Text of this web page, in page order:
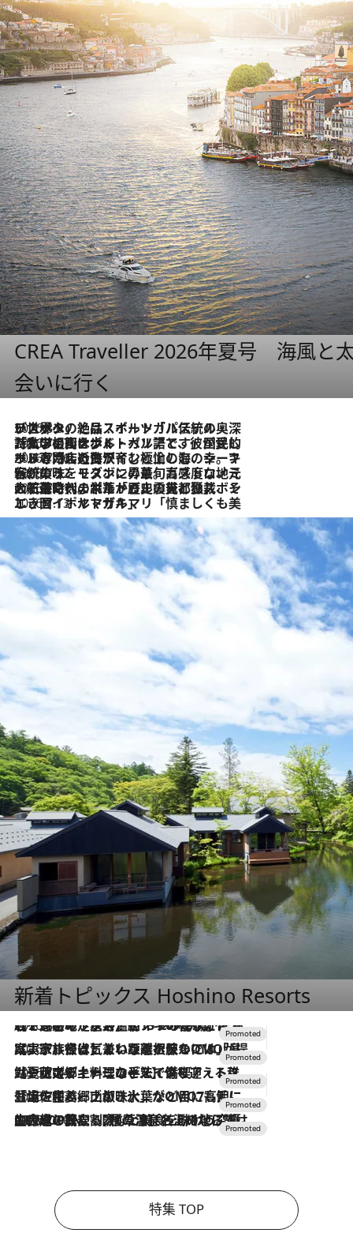
CREA Traveller 2026年夏号 海風と
会いに行く
2026.8.8
リスボンの絶品スイーツ「パステル・デ・ナタ」とは？ポルトガル伝統の奥深い世界へ
2026.7.27
「私の祖国はポルトガル語です」国民的詩人フェルナンド・ペソアと、彼が愛した文学の街を歩く
2026.7.26
ポルトガル近海が育む極上の海の幸。キリリと冷えた白ワインと愉しむ、シーフード専門店の贅沢
2026.7.22
伝統の味をモダンに昇華。高感度な地元客が集う、リスボンの最旬ガストロノミー
2026.7.21
大航海時代の栄華から、震災、独裁、そして革命へ。ポルトガル・首都リスボンの石畳に刻まれた「歴史の光と影」
2026.7.13
エッセイ・ヤマザキマリ「慎ましくも美しき国 ポルトガル」
新着トピックス Hoshino Resorts
2026.8.7
【トンボの足水浴】ヒノキの香りに包まれて涼感マックス！約13℃の湧水かけ流しを避暑地「星野温泉 トンボの湯」で体験
2026.7.31
【ホテル帰省】という選択肢をOMOが提案。家族とほどよい距離を保つには「昼は実家、夜は気兼ねなくホテルで！」
2026.7.24
【夏限定ディナーコース】旬を迎える稚鮎や花ズッキーニなどをイタリア・トスカーナの郷土料理の手法で満喫！
2026.7.17
「土佐和ハーブかき氷」がOMO7高知に登場！生姜、山椒、大葉など目にも舌にも涼を呼ぶ郷土の味
2026.7.10
NEW OPEN！【界 草津】名湯の地に誕生。趣の異なる2種の温泉と上州ならではの会席・蕎麦割烹など美食を味わう究極の癒やし旅
特集 TOP